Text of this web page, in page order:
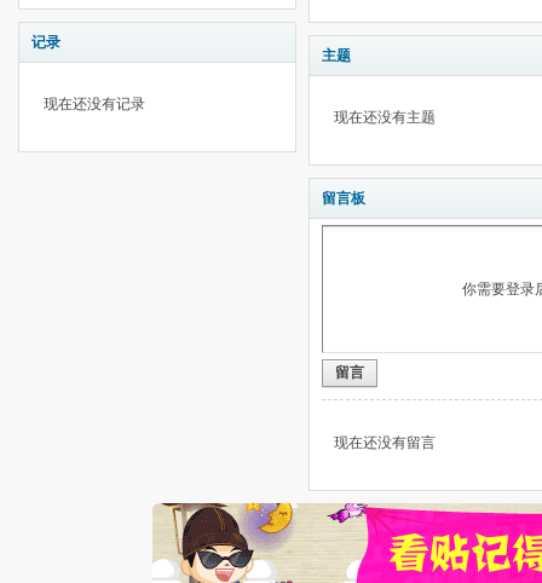
记录
现在还没有记录
主题
现在还没有主题
留言板
你需要登录
留言
现在还没有留言